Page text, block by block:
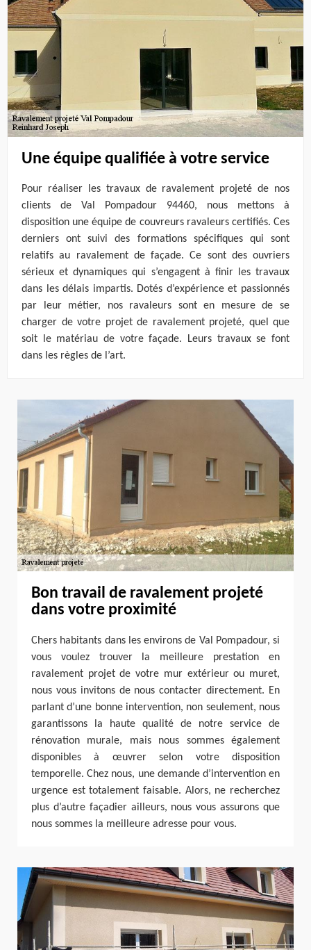
Une équipe qualifiée à votre service
Pour réaliser les travaux de ravalement projeté de nos
clients de Val Pompadour 94460, nous mettons à
disposition une équipe de couvreurs ravaleurs certifiés. Ces
derniers ont suivi des formations spécifiques qui sont
relatifs au ravalement de façade. Ce sont des ouvriers
sérieux et dynamiques qui s’engagent à finir les travaux
dans les délais impartis. Dotés d’expérience et passionnés
par leur métier, nos ravaleurs sont en mesure de se
charger de votre projet de ravalement projeté, quel que
soit le matériau de votre façade. Leurs travaux se font
dans les règles de l’art.
Bon travail de ravalement projeté
dans votre proximité
Chers habitants dans les environs de Val Pompadour, si
vous voulez trouver la meilleure prestation en
ravalement projet de votre mur extérieur ou muret,
nous vous invitons de nous contacter directement. En
parlant d’une bonne intervention, non seulement, nous
garantissons la haute qualité de notre service de
rénovation murale, mais nous sommes également
disponibles à œuvrer selon votre disposition
temporelle. Chez nous, une demande d’intervention en
urgence est totalement faisable. Alors, ne recherchez
plus d’autre façadier ailleurs, nous vous assurons que
nous sommes la meilleure adresse pour vous.